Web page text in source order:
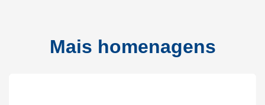
Mais homenagens